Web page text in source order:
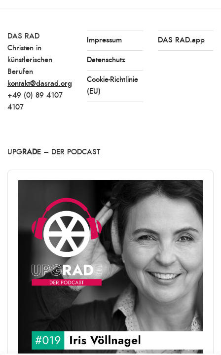
DAS RAD
Christen in
künstlerischen
Berufen
kontakt@dasrad.org
+49 (0) 89 4107
4107
Impressum
Datenschutz
Cookie-Richtlinie
(EU)
DAS RAD.app
UPG RADE – DER PODCAST
Audio
Player